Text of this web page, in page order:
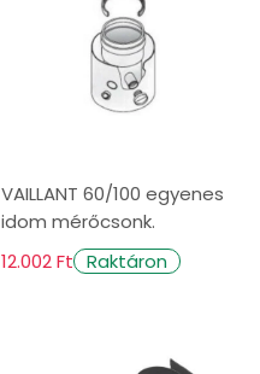
VAILLANT 60/100 egyenes
idom mérőcsonk.
12.002 Ft Raktáron